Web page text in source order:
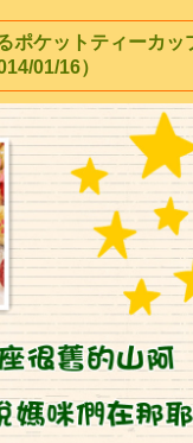
ポケットティーカッ
01/16）